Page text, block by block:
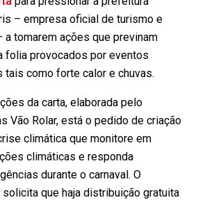
– empresa oficial de turismo e
tomarem ações que previnam
folia provocados por eventos
como forte calor e chuvas.
da carta, elaborada pelo
Vão Rolar, está o pedido de criação
climática que monitore em
climáticas e responda
durante o carnaval. O
que haja distribuição gratuita